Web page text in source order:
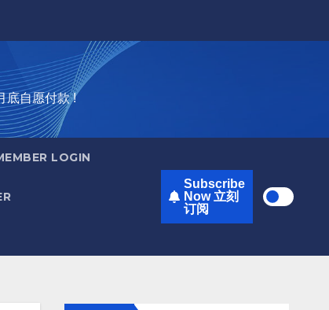
底自愿付款 !
LOGIN
Subscribe
Now 立刻
订阅